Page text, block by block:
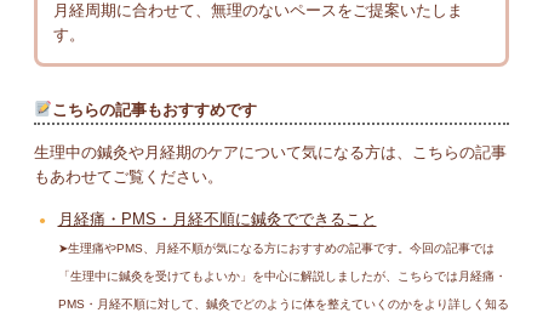
月経周期に合わせて、無理のないペースをご提案いたしま
す。
こちらの記事もおすすめです
生理中の鍼灸や月経期のケアについて気になる方は、こちらの記事
もあわせてご覧ください。
月経痛・PMS・月経不順に鍼灸でできること
➤生理痛やPMS、月経不順が気になる方におすすめの記事です。今回の記事では
「生理中に鍼灸を受けてもよいか」を中心に解説しましたが、こちらでは月経痛・
PMS・月経不順に対して、鍼灸でどのように体を整えていくのかをより詳しく知る